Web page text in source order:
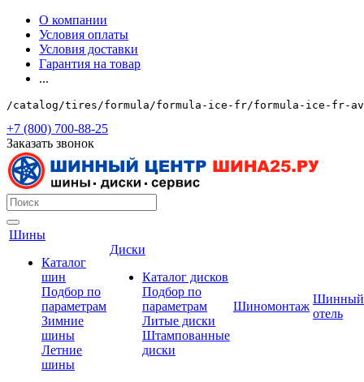
О компании
Условия оплаты
Условия доставки
Гарантия на товар
...
/catalog/tires/formula/formula-ice-fr/formula-ice-fr-
+7 (800) 700-88-25
Заказать звонок
Шины
Каталог
шин
Подбор по
параметрам
Зимние
шины
Летние
шины
Диски
Каталог дисков
Подбор по
параметрам
Литые диски
Штампованные
диски
Шиномонтаж
Шинный
отель